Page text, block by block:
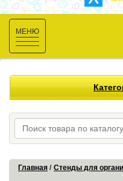
Toggle
navigation
Главная Стенды для